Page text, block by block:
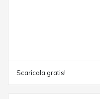
Scaricala gratis!